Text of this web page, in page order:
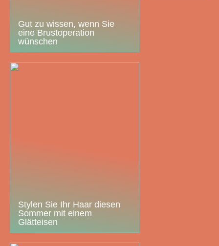
Gut zu wissen, wenn Sie
eine Brustoperation
wünschen
Stylen Sie Ihr Haar diesen
Sommer mit einem
Glätteisen